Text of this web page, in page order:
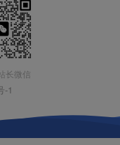
长微信
-1